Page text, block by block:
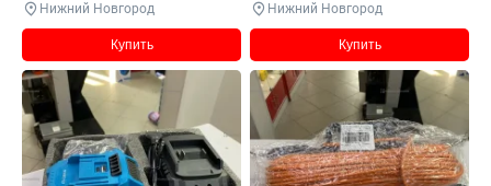
Нижний Новгород
Купить
Нижний Новгород
Купить